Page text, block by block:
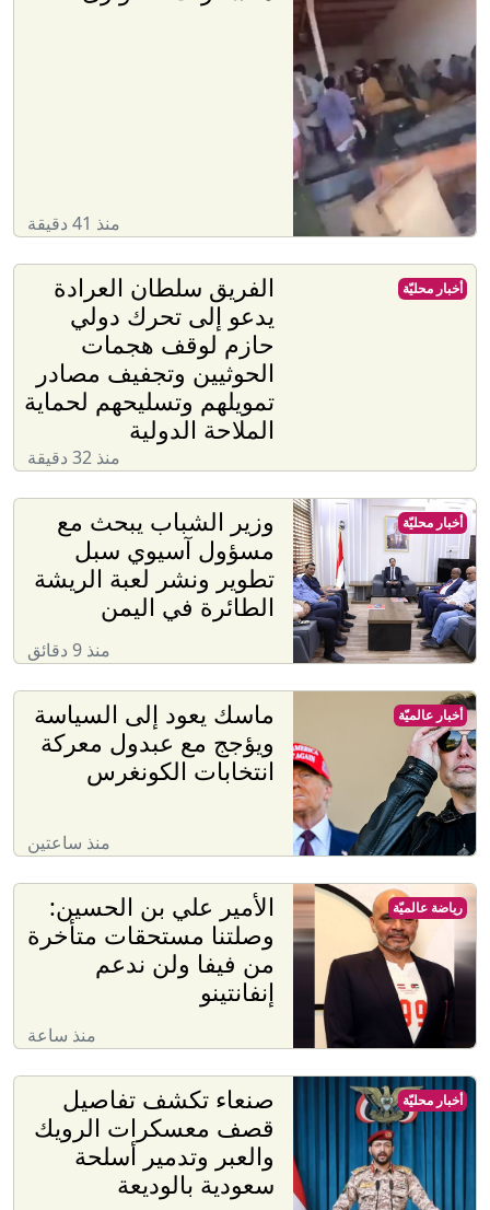
منذ 41 دقيقة
الفريق سلطان العرادة
يدعو إلى تحرك دولي
حازم لوقف هجمات
الحوثيين وتجفيف مصادر
تمويلهم وتسليحهم لحماية
الملاحة الدولية
منذ 32 دقيقة
أخبار محليّة
وزير الشباب يبحث مع
مسؤول آسيوي سبل
تطوير ونشر لعبة الريشة
الطائرة في اليمن
منذ 9 دقائق
أخبار محليّة
ماسك يعود إلى السياسة
ويؤجج مع عبدول معركة
انتخابات الكونغرس
منذ ساعتين
أخبار عالميّة
الأمير علي بن الحسين:
وصلتنا مستحقات متأخرة
من فيفا ولن ندعم
إنفانتينو
منذ ساعة
رياضة عالميّة
صنعاء تكشف تفاصيل
قصف معسكرات الرويك
والعبر وتدمير أسلحة
سعودية بالوديعة
أخبار محليّة